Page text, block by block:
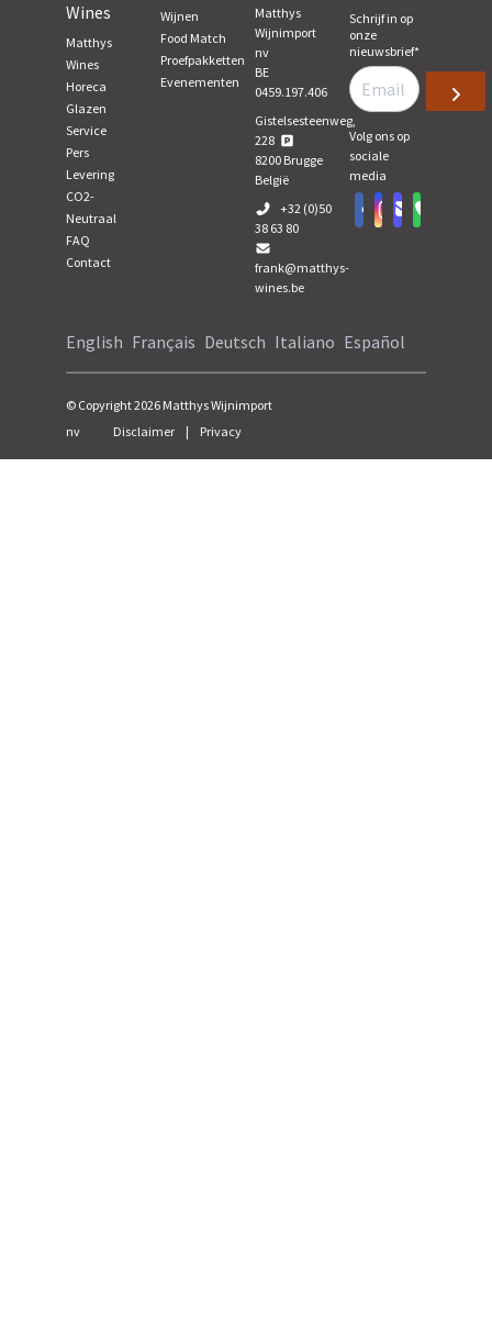
Wines
Matthys
Wines
Horeca
Glazen
Service
Pers
Levering
CO2-
Neutraal
FAQ
Contact
Wijnen
Food Match
Proefpakketten
Evenementen
Matthys
Wijnimport
nv
BE
0459.197.406
Gistelsesteenweg,
228
8200 Brugge
België
+32 (0)50
38 63 80
frank@matthys-
wines.be
Schrijf in op
onze
nieuwsbrief*
Volg ons op
sociale
media
English Français Deutsch Italiano Español
© Copyright2026 Matthys Wijnimport
nv
Disclaimer | Privacy